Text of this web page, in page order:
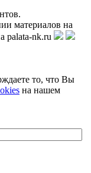
материалов на
palata-nk.ru
то, что Вы
на нашем